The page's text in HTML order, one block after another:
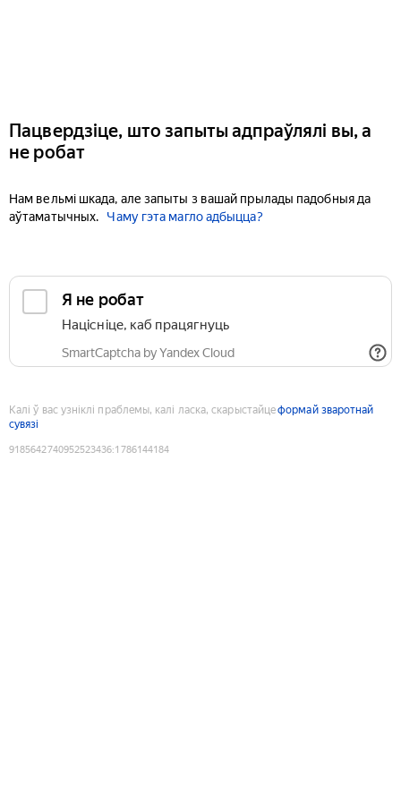
Пацвердзіце, што запыты адпраўлялі вы, а
не робат
Нам вельмі шкада, але запыты з вашай прылады падобныя да
аўтаматычных.
Чаму гэта магло адбыцца?
Я не робат
Націсніце, каб працягнуць
SmartCaptcha by Yandex Cloud
Калі ў вас узніклі праблемы, калі ласка, скарыстайцеформай зваротнай
сувязі
9185642740952523436:1786144184